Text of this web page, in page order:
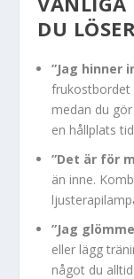
DU
”Jag hinner
frukostbordet
medan du
en hållplats
”Det är för
än inne.
”Jag
eller lägg
något du